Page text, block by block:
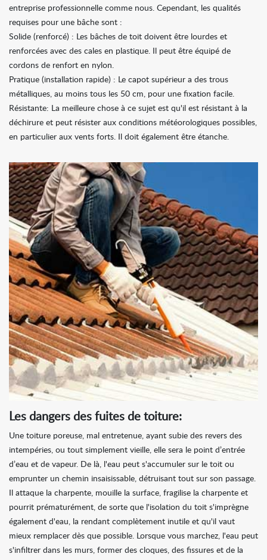
entreprise professionnelle comme nous. Cependant, les qualités
requises pour une bâche sont :
Solide (renforcé) : Les bâches de toit doivent être lourdes et
renforcées avec des cales en plastique. Il peut être équipé de
cordons de renfort en nylon.
Pratique (installation rapide) : Le capot supérieur a des trous
métalliques, au moins tous les 50 cm, pour une fixation facile.
Résistante: La meilleure chose à ce sujet est qu'il est résistant à la
déchirure et peut résister aux conditions météorologiques possibles,
en particulier aux vents forts. Il doit également être étanche.
Les dangers des fuites de toiture:
Une toiture poreuse, mal entretenue, ayant subie des revers des
intempéries, ou tout simplement vieille, elle sera le point d’entrée
d’eau et de vapeur. De là, l'eau peut s'accumuler sur le toit ou
emprunter un chemin insaisissable, détruisant tout sur son passage.
Il attaque la charpente, mouille la surface, fragilise la charpente et
pourrit prématurément, de sorte que l'isolation du toit s'imprègne
également d'eau, la rendant complètement inutile et qu'il vaut
mieux remplacer dès que possible. Lorsque vous marchez, l'eau peut
s'infiltrer dans les murs, former des cloques, des fissures et de la